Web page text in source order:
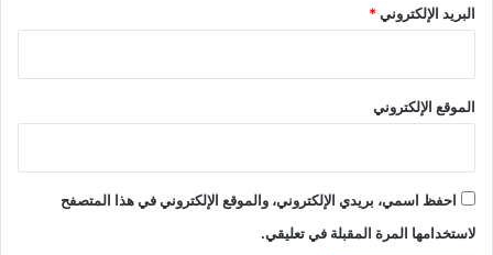
البريد الإلكتروني*
الموقع الإلكتروني
احفظ اسمي، بريدي الإلكتروني، والموقع الإلكتروني في هذا المتصفح
لاستخدامها المرة المقبلة في تعليقي.